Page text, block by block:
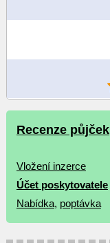
Recenze půjček
Vložení inzerce
Účet poskytovatele
Nabídka, poptávka